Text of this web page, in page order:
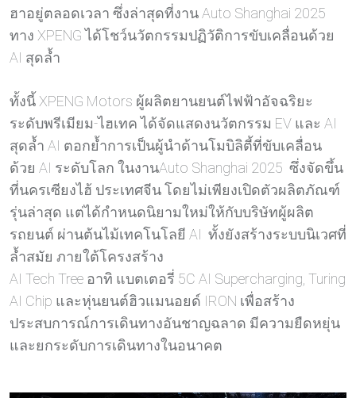
ฮาอยู่ตลอดเวลา ซึ่งล่าสุดที่งาน Auto Shanghai 2025
ทาง XPENG ได้โชว์นวัตกรรมปฏิวัติการขับเคลื่อนด้วย
AI สุดล้ำ
ทั้งนี้ XPENG Motors ผู้ผลิตยานยนต์ไฟฟ้าอัจฉริยะ
ระดับพรีเมียม-ไฮเทค ได้จัดแสดงนวัตกรรม EV และ AI
สุดล้ำ AI ตอกย้ำการเป็นผู้นำด้านโมบิลิตี้ที่ขับเคลื่อน
ด้วย AI ระดับโลก ในงานAuto Shanghai 2025 ซึ่งจัดขึ้น
ที่นครเซียงไฮ้ ประเทศจีน โดยไม่เพียงเปิดตัวผลิตภัณฑ์
รุ่นล่าสุด แต่ได้กำหนดนิยามใหม่ให้กับบริษัทผู้ผลิต
รถยนต์ ผ่านต้นไม้เทคโนโลยี AI ทั้งยังสร้างระบบนิเวศที่
ล้ำสมัย ภายใต้โครงสร้าง
AI Tech Tree อาทิ แบตเตอรี่ 5C AI Supercharging, Turing
AI Chip และหุ่นยนต์ฮิวแมนอยด์ IRON เพื่อสร้าง
ประสบการณ์การเดินทางอันชาญฉลาด มีความยืดหยุ่น
และยกระดับการเดินทางในอนาคต